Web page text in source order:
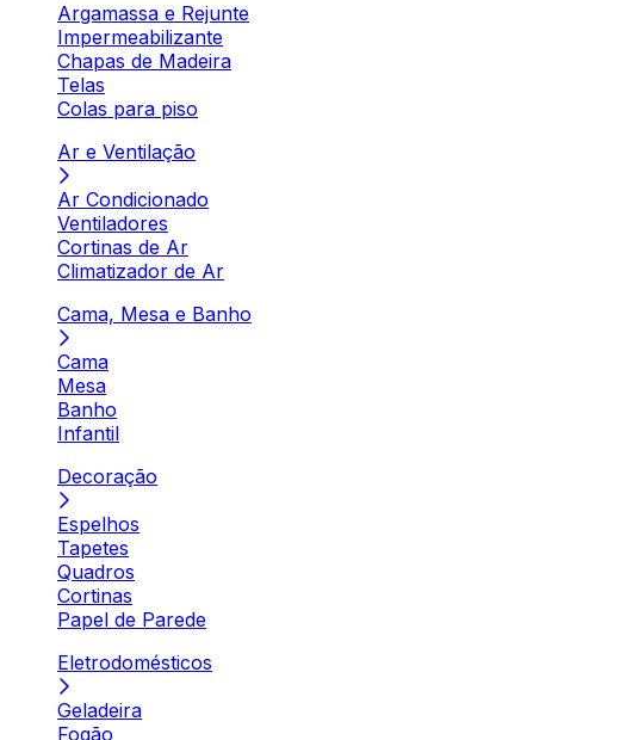
Argamassa e Rejunte
Impermeabilizante
Chapas de Madeira
Telas
Colas para piso
Ar e Ventilação
Ar Condicionado
Ventiladores
Cortinas de Ar
Climatizador de Ar
Cama, Mesa e Banho
Cama
Mesa
Banho
Infantil
Decoração
Espelhos
Tapetes
Quadros
Cortinas
Papel de Parede
Eletrodomésticos
Geladeira
Fogão